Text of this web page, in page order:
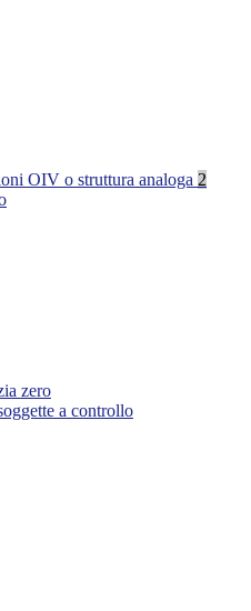
OIV o struttura analoga 2
zero
a controllo